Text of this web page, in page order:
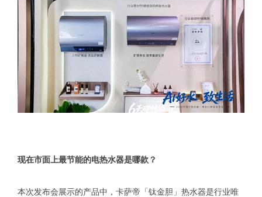
现在市面上最节能的电热水器是哪款？
本次发布会展示的产品中，卡萨帝「钛金胆」热水器是行业唯